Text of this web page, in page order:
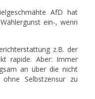
AfD hat
ein-, wenn
z.B. der
rapide. Aber: Immer
an über die nicht
Selbstzensur zu